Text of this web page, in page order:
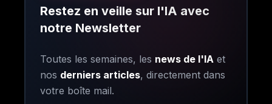
Restez en veille sur l'IA avec
notre Newsletter
Toutes les semaines, les news de l'IA et
nos derniers articles, directement dans
votre boîte mail.